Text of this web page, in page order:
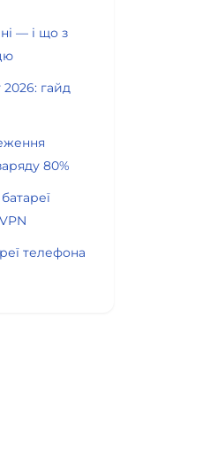
— і що з
2026: гайд
80%
телефона